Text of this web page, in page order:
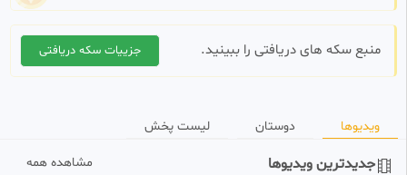
منبع سکه های دریافتی را ببینید. جزییات سکه دریافتی
ویدیوها دوستان لیست پخش
مشاهده همه جدیدترین ویدیوها